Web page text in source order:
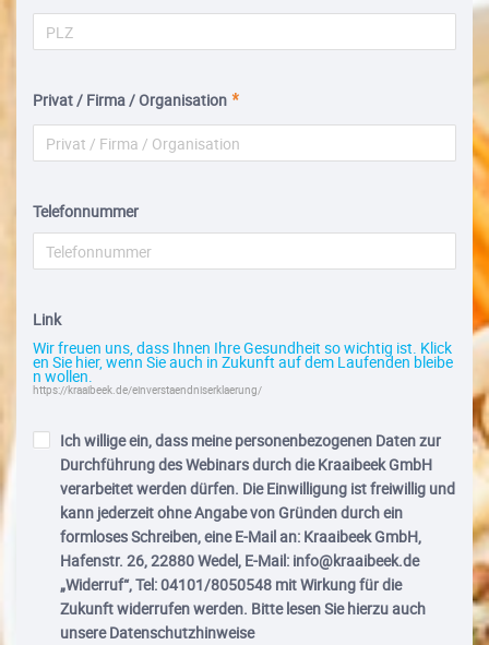
Privat / Firma / Organisation
Telefonnummer
Link
Wir freuen uns, dass Ihnen Ihre Gesundheit so wichtig ist. Klick
en Sie hier, wenn Sie auch in Zukunft auf dem Laufenden bleibe
n wollen.
https://kraaibeek.de/einverstaendniserklaerung/
Ich willige ein, dass meine personenbezogenen Daten zur
Durchführung des Webinars durch die Kraaibeek GmbH
verarbeitet werden dürfen. Die Einwilligung ist freiwillig und
kann jederzeit ohne Angabe von Gründen durch ein
formloses Schreiben, eine E-Mail an: Kraaibeek GmbH,
Hafenstr. 26, 22880 Wedel, E-Mail: info@kraaibeek.de
„Widerruf“, Tel: 04101/8050548 mit Wirkung für die
Zukunft widerrufen werden. Bitte lesen Sie hierzu auch
unsere Datenschutzhinweise